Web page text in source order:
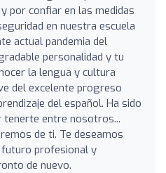
por confiar en las medidas
en nuestra escuela
actual pandemia del
personalidad y tu
la lengua y cultura
del excelente progreso
del español. Ha sido
tenerte entre nosotros...
de ti. Te deseamos
profesional y
de nuevo.